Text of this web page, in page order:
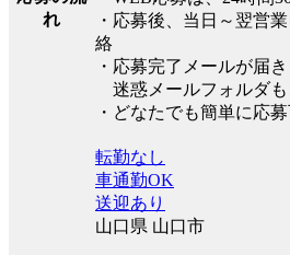
れ
・応募後、当日～翌営
絡
・応募完了メールが届き
迷惑メールフォルダも
・どなたでも簡単に応
転勤なし
車通勤OK
送迎あり
山口県 山口市